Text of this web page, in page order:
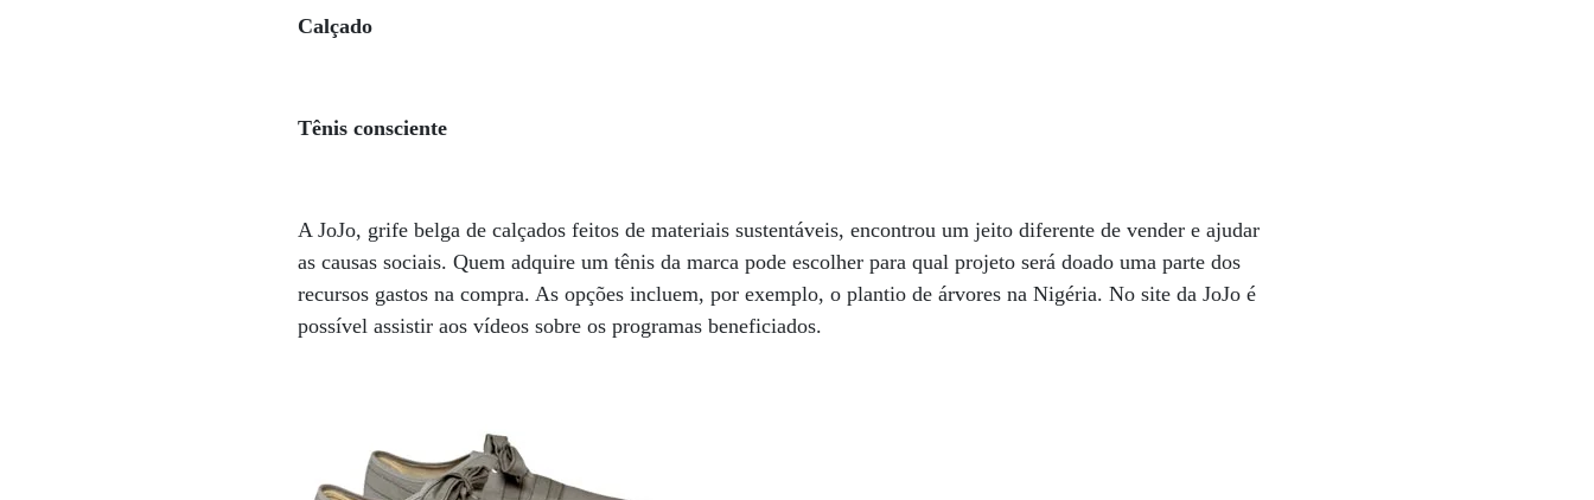
Calçado
Tênis consciente
A JoJo, grife belga de calçados feitos de materiais sustentáveis, encontrou um jeito diferente de vender e ajudar
as causas sociais. Quem adquire um tênis da marca pode escolher para qual projeto será doado uma parte dos
recursos gastos na compra. As opções incluem, por exemplo, o plantio de árvores na Nigéria. No site da JoJo é
possível assistir aos vídeos sobre os programas beneficiados.